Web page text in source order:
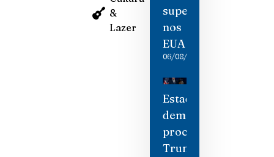
&
Lazer
supermercado
nos
EUA
06/08/2026
Estados
democratas
processam
Trump